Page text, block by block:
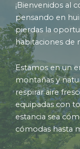
¡Bienvenidos al
pensando en
pierdas la
habitaciones de
Estamos en un
montañas y
respirar aire
equipadas con
estancia sea
cómodas hasta